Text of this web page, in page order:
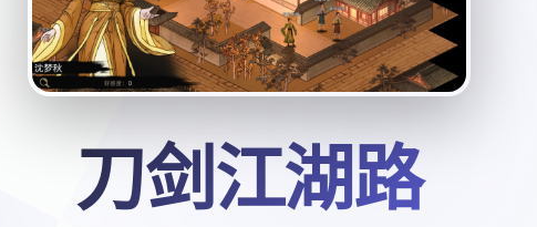
刀剑江湖路